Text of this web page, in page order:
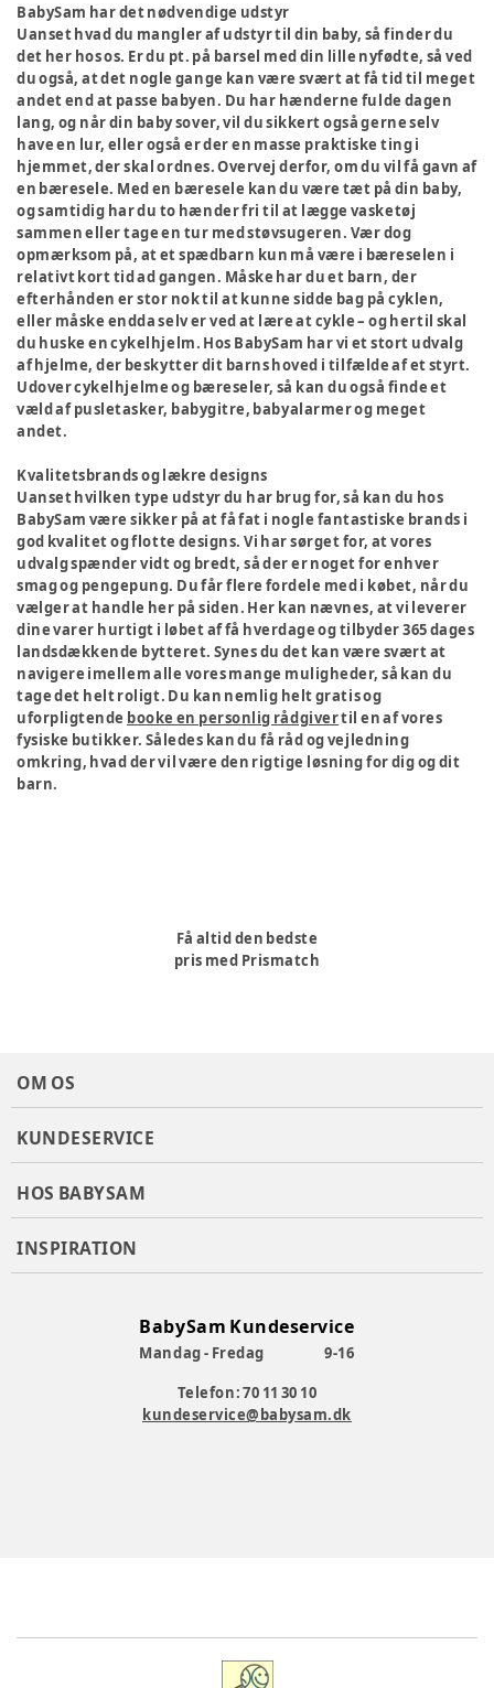
BabySam har det nødvendige udstyr
Uanset hvad du mangler af udstyr til din baby, så finder du
det her hos os. Er du pt. på barsel med din lille nyfødte, så ved
du også, at det nogle gange kan være svært at få tid til meget
andet end at passe babyen. Du har hænderne fulde dagen
lang, og når din baby sover, vil du sikkert også gerne selv
have en lur, eller også er der en masse praktiske ting i
hjemmet, der skal ordnes. Overvej derfor, om du vil få gavn af
en bæresele. Med en bæresele kan du være tæt på din baby,
og samtidig har du to hænder fri til at lægge vasketøj
sammen eller tage en tur med støvsugeren. Vær dog
opmærksom på, at et spædbarn kun må være i bæreselen i
relativt kort tid ad gangen. Måske har du et barn, der
efterhånden er stor nok til at kunne sidde bag på cyklen,
eller måske endda selv er ved at lære at cykle – og hertil skal
du huske en cykelhjelm. Hos BabySam har vi et stort udvalg
af hjelme, der beskytter dit barns hoved i tilfælde af et styrt.
Udover cykelhjelme og bæreseler, så kan du også finde et
væld af pusletasker, babygitre, babyalarmer og meget
andet.
Kvalitetsbrands og lækre designs
Uanset hvilken type udstyr du har brug for, så kan du hos
BabySam være sikker på at få fat i nogle fantastiske brands i
god kvalitet og flotte designs. Vi har sørget for, at vores
udvalg spænder vidt og bredt, så der er noget for enhver
smag og pengepung. Du får flere fordele med i købet, når du
vælger at handle her på siden. Her kan nævnes, at vi leverer
dine varer hurtigt i løbet af få hverdage og tilbyder 365 dages
landsdækkende bytteret. Synes du det kan være svært at
navigere imellem alle vores mange muligheder, så kan du
tage det helt roligt. Du kan nemlig helt gratis og
uforpligtende booke en personlig rådgivertil en af vores
fysiske butikker. Således kan du få råd og vejledning
omkring, hvad der vil være den rigtige løsning for dig og dit
barn.
Få altid den bedste
pris med Prismatch
OM OS
KUNDESERVICE
HOS BABYSAM
INSPIRATION
BabySam Kundeservice
Mandag - Fredag
9-16
Telefon: 70 11 30 10
kundeservice@babysam.dk